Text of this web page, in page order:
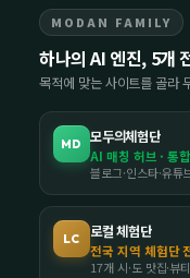
MODAN FAMILY
하나의 AI 엔진, 5개
목적에 맞는 사이트를 골라
MD 모두의체험단
AI 매칭 허브 · 통
블로그·인스타·유튜
LC 로컬 체험단
전국 지역 체험단
17개 시·도 맛집·뷰